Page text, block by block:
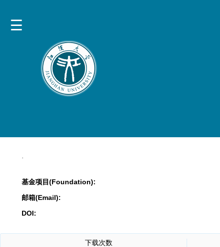
基金项目(Foundation):
邮箱(Email):
DOI:
下载次数